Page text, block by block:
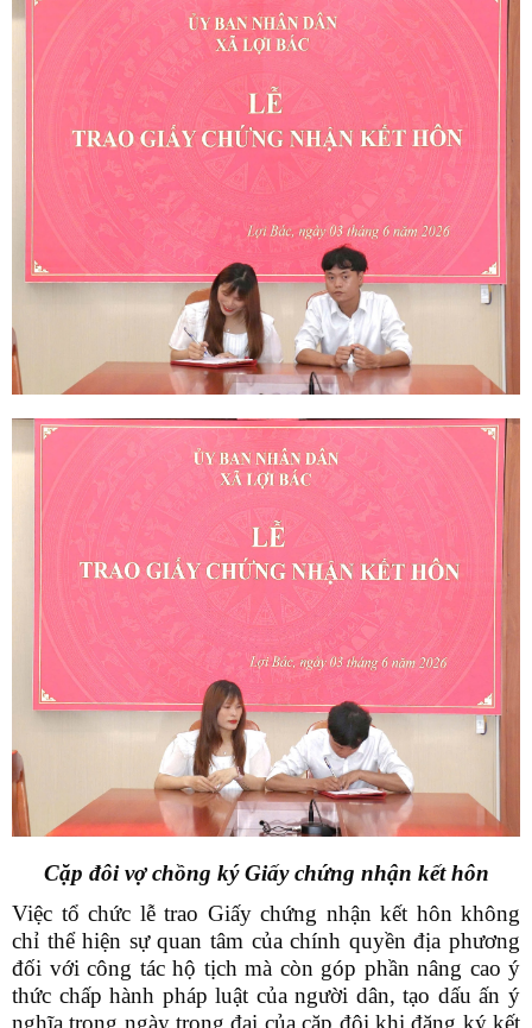
Cặp đôi vợ chồng ký Giấy chứng nhận kết hôn
Việc tổ chức lễ trao Giấy chứng nhận kết hôn không
chỉ thể hiện sự quan tâm của chính quyền địa phương
đối với công tác hộ tịch mà còn góp phần nâng cao ý
thức chấp hành pháp luật của người dân, tạo dấu ấn ý
nghĩa trong ngày trọng đại của cặp đôi khi đăng ký kết